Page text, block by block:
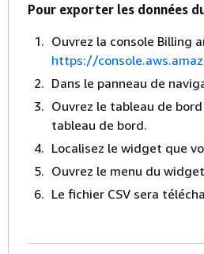
Pour exporter les données
Ouvrez la console Billing
https://
Dans le panneau de
Ouvrez le tableau de
tableau de bord.
Localisez le widget que
Ouvrez le menu du
Le fichier CSV sera